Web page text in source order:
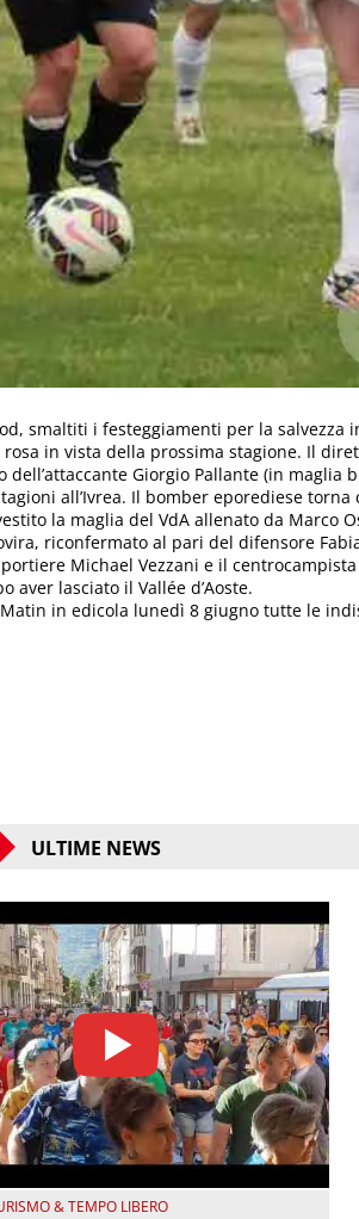
smaltiti i festeggiamenti per la
in vista della prossima stagione. Il
dell’attaccante Giorgio Pallante (in
all’Ivrea. Il bomber eporediese torna
la maglia del VdA allenato da Marco
riconfermato al pari del difensore
Michael Vezzani e il
aver lasciato il Vallée d’Aoste.
Matin in edicola lunedì 8 giugno tutte le
ULTIME NEWS
& TEMPO LIBERO